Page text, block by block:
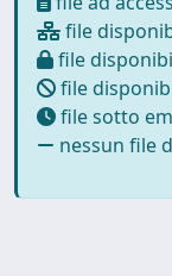
file
file
file
file sotto
nessun file